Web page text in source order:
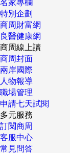
特別企劃
商周財富網
良醫健康網
商周線上讀
商周封面
兩岸國際
人物報導
職場管理
申請七天試閱
多元服務
訂閱商周
客服中心
常見問答